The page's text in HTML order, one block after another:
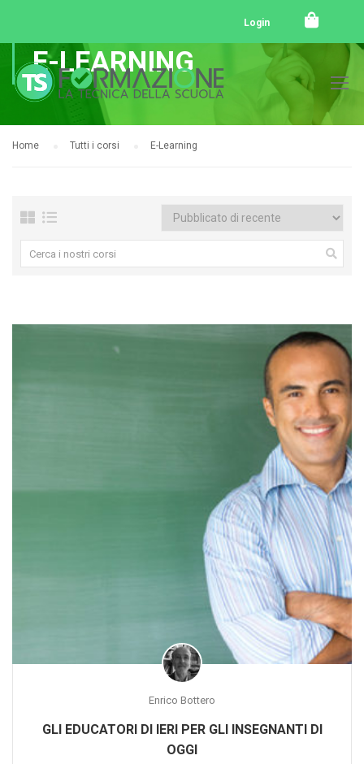
Login
E-LEARNING
Home Tutti i corsi E-Learning
Enrico Bottero
GLI EDUCATORI DI IERI PER GLI INSEGNANTI DI
OGGI